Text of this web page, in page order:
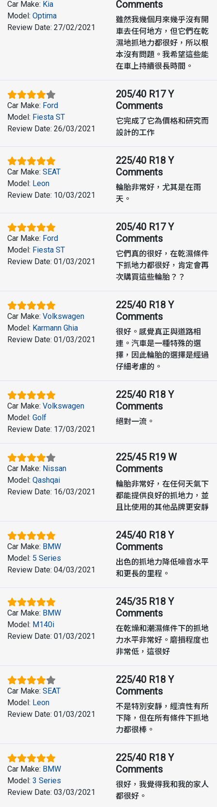
Car Make: Kia
Model: Optima
Review Date: 27/02/2021
Comments
雖然我幾個月來幾乎沒有開
車去任何地方，但它們在乾
濕地抓地力都很好，所以根
本沒有問題。我希望這些能
在車上持續很長時間。
Car Make: Ford
Model: Fiesta ST
Review Date: 26/03/2021
205/40 R17 Y
Comments
它完成了它為價格和研究而
設計的工作
Car Make: SEAT
Model: Leon
Review Date: 10/03/2021
225/40 R18 Y
Comments
輪胎非常好，尤其是在雨
天。
Car Make: Ford
Model: Fiesta ST
Review Date: 01/03/2021
205/40 R17 Y
Comments
它們真的很好，在乾濕條件
下抓地力都很好，肯定會再
次購買這些輪胎？？
Car Make: Volkswagen
Model: Karmann Ghia
Review Date: 01/03/2021
225/40 R18 Y
Comments
很好。感覺真正與道路相
連。汽車是一種特殊的選
擇，因此輪胎的選擇是經過
仔細考慮的。
Car Make: Volkswagen
Model: Golf
Review Date: 17/03/2021
225/40 R18 Y
Comments
絕對一流。
Car Make: Nissan
Model: Qashqai
Review Date: 16/03/2021
225/45 R19 W
Comments
輪胎非常好，在任何天氣下
都能提供良好的抓地力，並
且比使用的其他品牌更安靜
Car Make: BMW
Model: 5 Series
Review Date: 04/03/2021
245/40 R18 Y
Comments
出色的抓地力降低噪音水平
和更長的里程。
Car Make: BMW
Model: M140i
Review Date: 01/03/2021
245/35 R18 Y
Comments
在乾燥和潮濕條件下的抓地
力水平非常好。磨損程度也
非常低，這很好
Car Make: SEAT
Model: Leon
Review Date: 01/03/2021
225/40 R18 Y
Comments
不是特別安靜，經濟性有所
下降，但在所有條件下抓地
力都很棒。
Car Make: BMW
Model: 3 Series
Review Date: 03/03/2021
225/40 R18 Y
Comments
很好，我覺得我和我的家人
都很好。